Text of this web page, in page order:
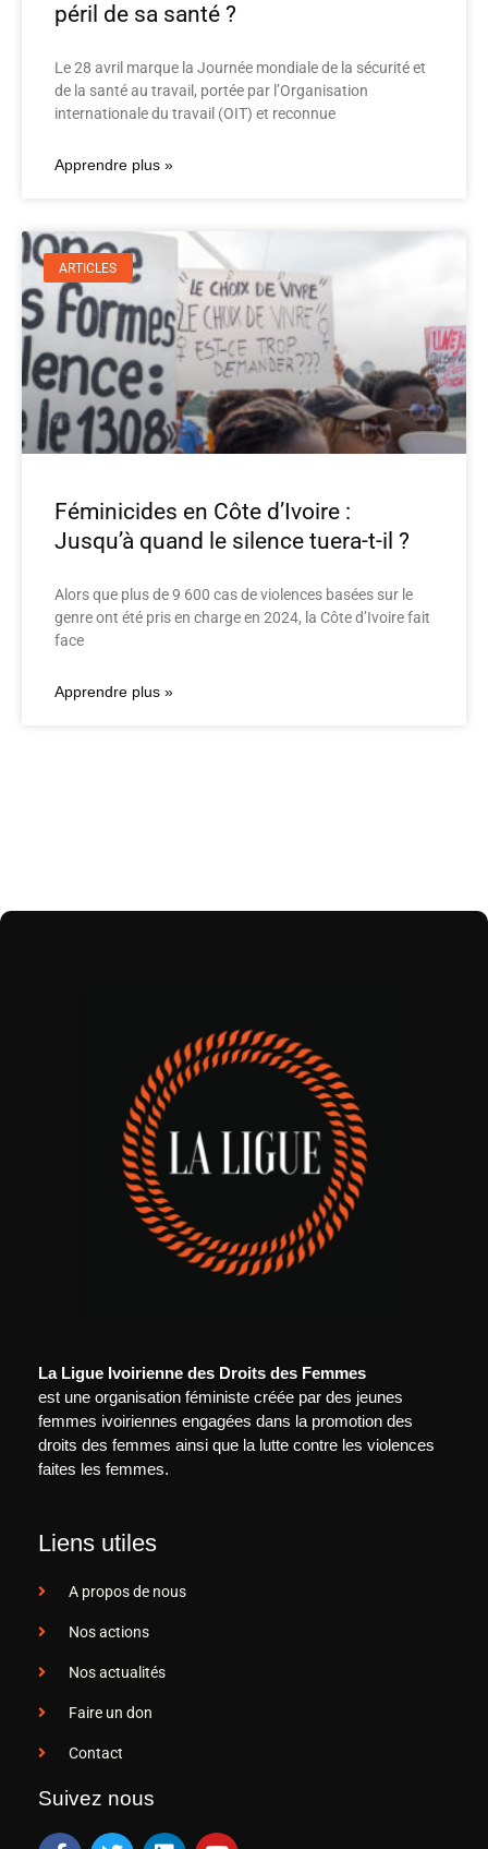
péril de sa santé ?
Le 28 avril marque la Journée mondiale de la sécurité et
de la santé au travail, portée par l’Organisation
internationale du travail (OIT) et reconnue
Apprendre plus »
ARTICLES
Féminicides en Côte d’Ivoire :
Jusqu’à quand le silence tuera-t-il ?
Alors que plus de 9 600 cas de violences basées sur le
genre ont été pris en charge en 2024, la Côte d’Ivoire fait
face
Apprendre plus »
La Ligue Ivoirienne des Droits des Femmes
est une organisation féministe créée par des jeunes
femmes ivoiriennes engagées dans la promotion des
droits des femmes ainsi que la lutte contre les violences
faites les femmes.
Liens utiles
A propos de nous
Nos actions
Nos actualités
Faire un don
Contact
Suivez nous
F T L Y